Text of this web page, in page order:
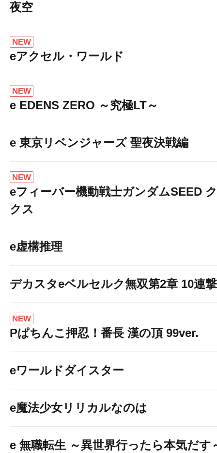
夜空
NEW
eアクセル・ワールド
NEW
e EDENS ZERO ～究極LT～
e 東京リベンジャーズ 聖夜決戦編
NEW
eフィーバー機動戦士ガンダムSEED
クス
e虚構推理
デカスタeベルセルク無双第2章 10連
NEW
Pぱちんこ押忍！番長 漢の頂 99ver.
eワールドダイスター
e魔法少女リリカルなのは
e 無職転生 ～異世界行ったら本気だす